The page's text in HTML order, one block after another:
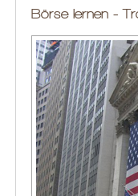
Börse lernen -